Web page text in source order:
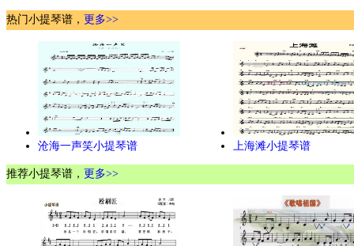
热门小提琴谱， 更多>>
沧海一声笑小提琴谱 上海滩小提琴谱
推荐小提琴谱， 更多>>